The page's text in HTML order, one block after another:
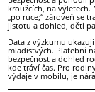
kroužcích, na
„po ruce;“ zároveň se
jistotu a dohled, děti
Data z výzkumu
mladistvých. Platební
bezpečnost a dohled
kde tráví čas. Pro
výdaje v mobilu, je